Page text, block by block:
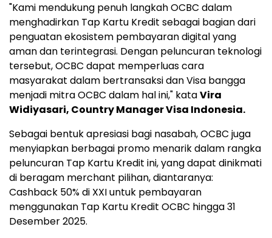
"Kami mendukung penuh langkah OCBC dalam
menghadirkan Tap Kartu Kredit sebagai bagian dari
penguatan ekosistem pembayaran digital yang
aman dan terintegrasi. Dengan peluncuran teknologi
tersebut, OCBC dapat memperluas cara
masyarakat dalam bertransaksi dan Visa bangga
menjadi mitra OCBC dalam hal ini," kataVira
Widiyasari, Country Manager Visa Indonesia.
Sebagai bentuk apresiasi bagi nasabah, OCBC juga
menyiapkan berbagai promo menarik dalam rangka
peluncuran Tap Kartu Kredit ini, yang dapat dinikmati
di beragam merchant pilihan, diantaranya:
Cashback 50% di XXI untuk pembayaran
menggunakan Tap Kartu Kredit OCBC hingga 31
Desember 2025.